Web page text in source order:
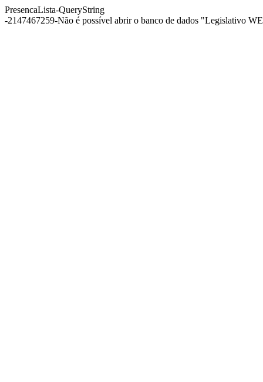
PresencaLista-QueryString
-2147467259-Não é possível abrir o banco de dados "Legislativo